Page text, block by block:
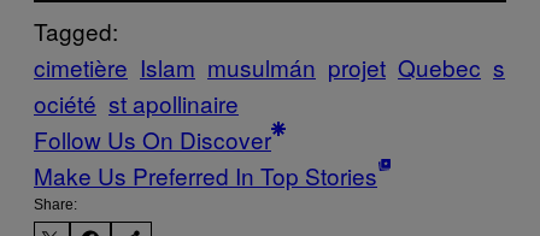
Tagged:
cimetière Islam musulmán projet Quebec s
ociété st apollinaire
Follow Us On Discover
Make Us Preferred In Top Stories
Share: